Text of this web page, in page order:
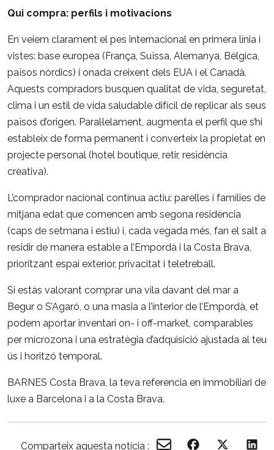
Qui compra: perfils i motivacions
En veiem clarament el pes internacional en primera línia i
vistes: base europea (França, Suïssa, Alemanya, Bèlgica,
països nòrdics) i onada creixent dels EUA i el Canadà.
Aquests compradors busquen qualitat de vida, seguretat,
clima i un estil de vida saludable difícil de replicar als seus
països d’origen. Paral·lelament, augmenta el perfil que s’hi
estableix de forma permanent i converteix la propietat en
projecte personal (hotel boutique, retir, residència
creativa).
L’comprador nacional continua actiu: parelles i famílies de
mitjana edat que comencen amb segona residència
(caps de setmana i estiu) i, cada vegada més, fan el salt a
residir de manera estable a l’Empordà i la Costa Brava,
prioritzant espai exterior, privacitat i teletreball.
Si estàs valorant comprar una vila davant del mar a
Begur o S’Agaró, o una masia a l’interior de l’Empordà, et
podem aportar inventari on- i off-market, comparables
per microzona i una estratègia d’adquisició ajustada al teu
ús i horitzó temporal.
BARNES Costa Brava , la teva referència en immobiliari de
luxe a Barcelona i a la Costa Brava.
Comparteix aquesta notícia :